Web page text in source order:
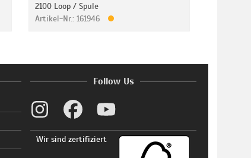
2100 Loop / Spule
Artikel-Nr.: 161946
Follow Us
Wir sind zertifiziert